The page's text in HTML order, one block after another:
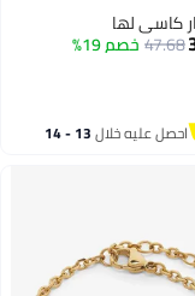
كاسي لها
47.68خصم 19%
احصل عليه خلال 13 - 14
اغسطس